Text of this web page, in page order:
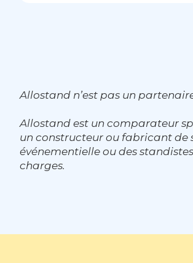
Allostand n’est pas un
Allostand est un comparateur
un constructeur ou fabricant de
événementielle ou des
charges.